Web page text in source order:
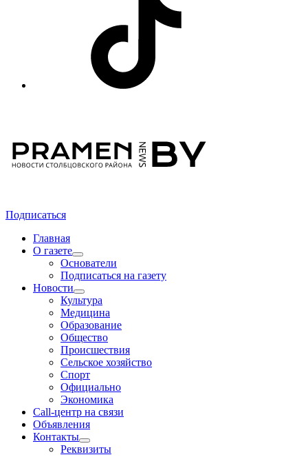
Подписаться
Главная
О газете
Основатели
Подписаться на газету
Новости
Культура
Медицина
Образование
Общество
Происшествия
Сельское хозяйство
Спорт
Официально
Экономика
Call-центр на связи
Объявления
Контакты
Реквизиты